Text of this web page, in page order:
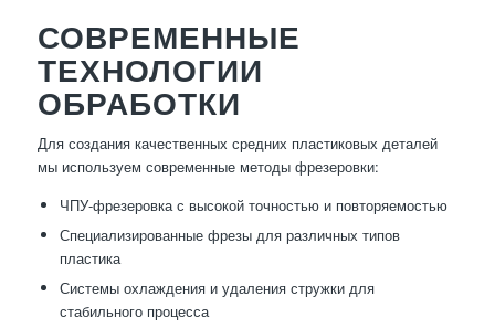
СОВРЕМЕННЫЕ
ТЕХНОЛОГИИ
ОБРАБОТКИ
Для создания качественных средних пластиковых деталей
мы используем современные методы фрезеровки:
ЧПУ-фрезеровка с высокой точностью и повторяемостью
Специализированные фрезы для различных типов
пластика
Системы охлаждения и удаления стружки для
стабильного процесса